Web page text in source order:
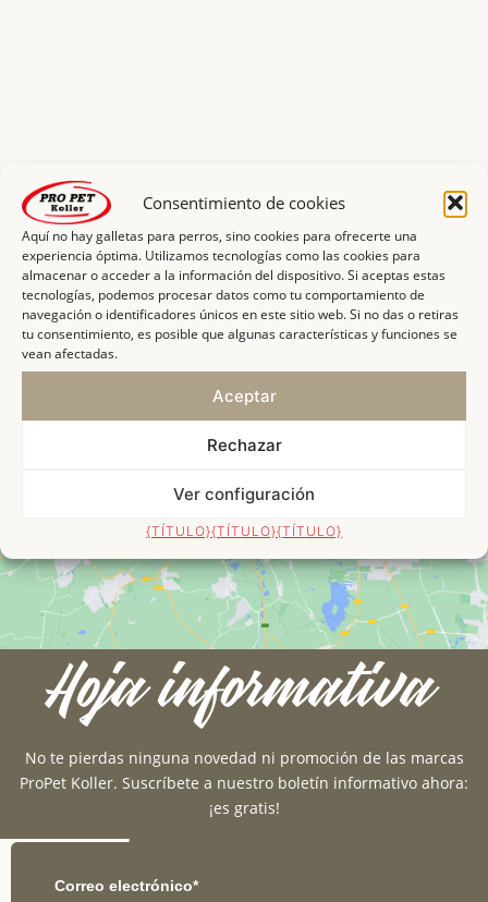
Consentimiento de cookies
Aquí no hay galletas para perros, sino cookies para ofrecerte una
experiencia óptima. Utilizamos tecnologías como las cookies para
almacenar o acceder a la información del dispositivo. Si aceptas estas
tecnologías, podemos procesar datos como tu comportamiento de
navegación o identificadores únicos en este sitio web. Si no das o retiras
tu consentimiento, es posible que algunas características y funciones se
vean afectadas.
Aceptar
Rechazar
Ver configuración
{TÍTULO}{TÍTULO}{TÍTULO}
Klicke hier, um Marketing-Cookies zu
aktivieren
Hoja informativa
No te pierdas ninguna novedad ni promoción de las marcas
ProPet Koller. Suscríbete a nuestro boletín informativo ahora:
¡es gratis!
Correo electrónico*